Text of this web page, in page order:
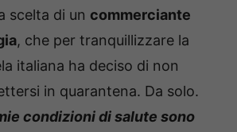
scelta di un commerciante
, che per tranquillizzare la
italiana ha deciso di non
in quarantena. Da solo.
condizioni di salute sono